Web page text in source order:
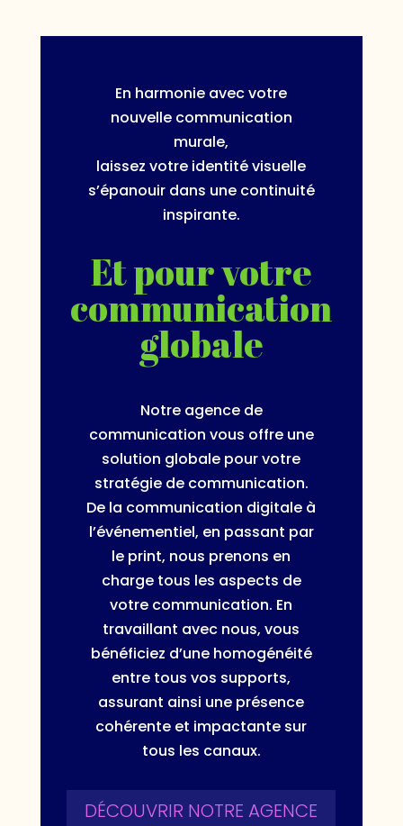
En harmonie avec votre
nouvelle communication
murale,
laissez votre identité visuelle
s’épanouir dans une continuité
inspirante.
Et pour votre
communication
globale
Notre agence de
communication vous offre une
solution globale pour votre
stratégie de communication.
De la communication digitale à
l’événementiel, en passant par
le print, nous prenons en
charge tous les aspects de
votre communication. En
travaillant avec nous, vous
bénéficiez d’une homogénéité
entre tous vos supports,
assurant ainsi une présence
cohérente et impactante sur
tous les canaux.
DÉCOUVRIR NOTRE AGENCE